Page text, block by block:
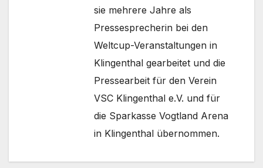
sie mehrere Jahre als
Pressesprecherin bei den
Weltcup-Veranstaltungen in
Klingenthal gearbeitet und die
Pressearbeit für den Verein
VSC Klingenthal e.V. und für
die Sparkasse Vogtland Arena
in Klingenthal übernommen.